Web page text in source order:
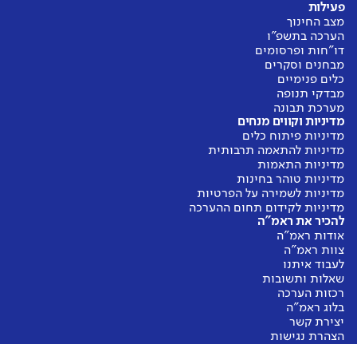
פעילות
מצב החינוך
הערכה בתשפ"ו
דו"חות ופרסומים
מבחנים וסקרים
כלים פנימיים
מבדקי תנופה
מערכת תבונה
מדיניות וקווים מנחים
מדיניות פיתוח כלים
מדיניות להתאמה תרבותית
מדיניות התאמות
מדיניות טוהר בחינות
מדיניות לשמירה על הפרטיות
מדיניות לקידום תחום ההערכה
להכיר את ראמ"ה
אודות ראמ"ה
צוות ראמ"ה
לעבוד איתנו
שאלות ותשובות
רכזות הערכה
בלוג ראמ"ה
יצירת קשר
הצהרת נגישות